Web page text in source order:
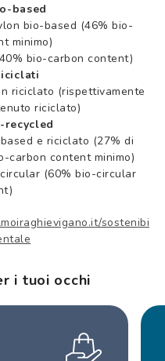
based
bio-based (46% bio-
minimo)
bio-carbon content)
riciclato (rispettivamente
riciclato)
e riciclato (27% di
carbon content minimo)
(60% bio-circular
sostenibi
i tuoi occhi